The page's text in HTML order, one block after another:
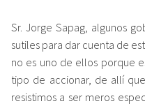
Sr. Jorge Sapag, algunos
sutiles para dar cuenta de
no es uno de ellos porque
tipo de accionar, de allí
resistimos a ser meros